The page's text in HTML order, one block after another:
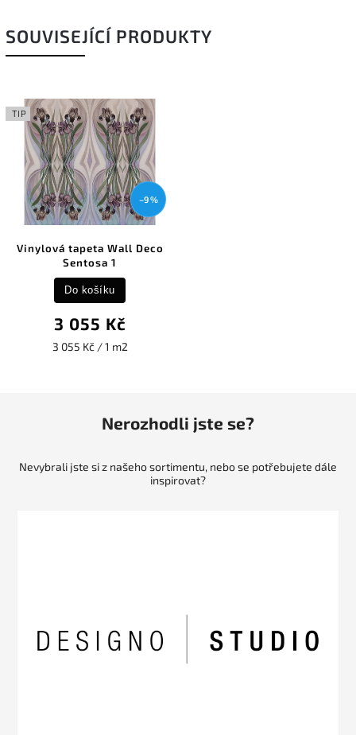
SOUVISEJÍCÍ PRODUKTY
TIP
–9 %
Vinylová tapeta Wall Deco
Sentosa 1
3 055 Kč
3 055 Kč / 1 m2
Do košíku
Nerozhodli jste se?
Nevybrali jste si z našeho sortimentu, nebo se potřebujete dále
inspirovat?